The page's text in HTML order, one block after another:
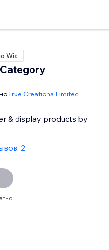
Wix
True Creations Limited
& display products by
2